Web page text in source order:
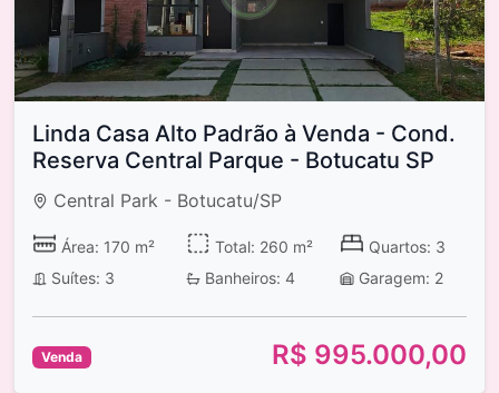
Linda Casa Alto Padrão à Venda - Cond.
Reserva Central Parque - Botucatu SP
Central Park - Botucatu/SP
Área: 170 m² Total: 260 m²
Quartos: 3
Suítes: 3
Banheiros: 4 Garagem: 2
Venda R$ 995.000,00